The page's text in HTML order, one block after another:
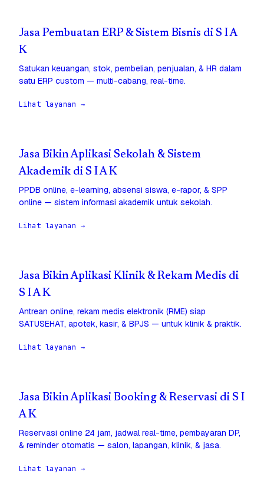
Jasa Pembuatan ERP & Sistem Bisnis di S I A
K
Satukan keuangan, stok, pembelian, penjualan, & HR dalam
satu ERP custom — multi-cabang, real-time.
Lihat layanan →
Jasa Bikin Aplikasi Sekolah & Sistem
Akademik di S I A K
PPDB online, e-learning, absensi siswa, e-rapor, & SPP
online — sistem informasi akademik untuk sekolah.
Lihat layanan →
Jasa Bikin Aplikasi Klinik & Rekam Medis di
S I A K
Antrean online, rekam medis elektronik (RME) siap
SATUSEHAT, apotek, kasir, & BPJS — untuk klinik & praktik.
Lihat layanan →
Jasa Bikin Aplikasi Booking & Reservasi di S I
A K
Reservasi online 24 jam, jadwal real-time, pembayaran DP,
& reminder otomatis — salon, lapangan, klinik, & jasa.
Lihat layanan →